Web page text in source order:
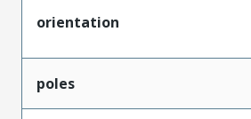
orientation
poles